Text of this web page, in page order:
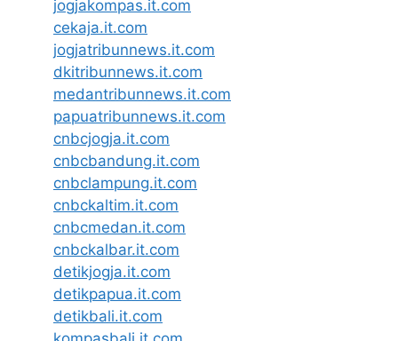
jogjakompas.it.com
cekaja.it.com
jogjatribunnews.it.com
dkitribunnews.it.com
medantribunnews.it.com
papuatribunnews.it.com
cnbcjogja.it.com
cnbcbandung.it.com
cnbclampung.it.com
cnbckaltim.it.com
cnbcmedan.it.com
cnbckalbar.it.com
detikjogja.it.com
detikpapua.it.com
detikbali.it.com